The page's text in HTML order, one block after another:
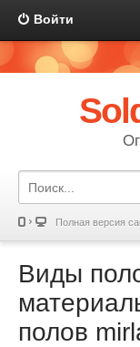
Войти
Полная версия
Виды
полов